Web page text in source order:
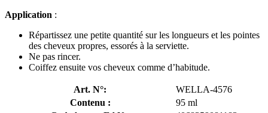
Application :
Répartissez une petite quantité sur les longueurs et les pointes
des cheveux propres, essorés à la serviette.
Ne pas rincer.
Coiffez ensuite vos cheveux comme d’habitude.
Art. N°:
WELLA-4576
Contenu :
95 ml